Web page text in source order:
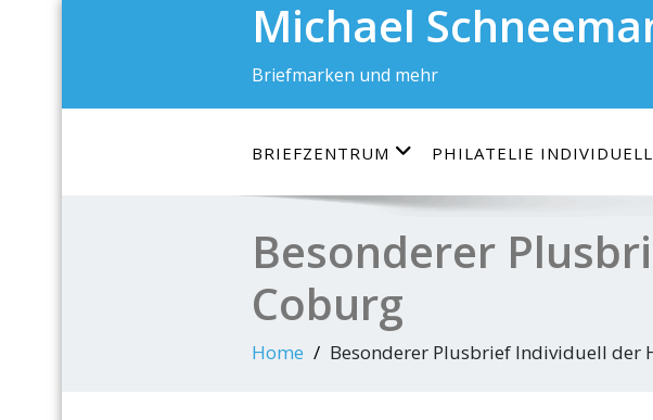
Michael
Briefmarken und mehr
BRIEFZENTRUM PHILATELIE INDIVIDUELL
Besonderer
Coburg
Home Besonderer Plusbrief Individuell der